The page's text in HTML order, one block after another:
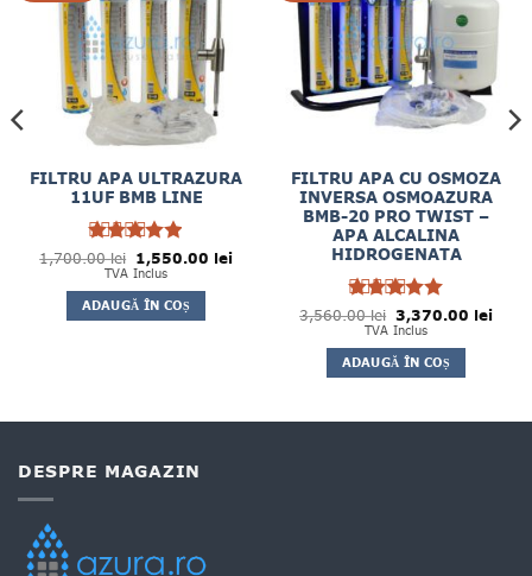
FILTRU APA ULTRAZURA
11UF BMB LINE
Evaluat la
4.89din
5
1,700.00lei Prețul
inițial
fost:
1,700.00 lei.
1,550.00 leiPrețul
TVA Inclus
ADAUGĂ ÎN COȘ
FILTRU APA CU OSMOZA
INVERSA OSMOAZURA
BMB-20 PRO TWIST –
APA ALCALINA
HIDROGENATA
Evaluat la
din 5
3,560.00lei Prețul
inițial
fost:
3,560.00 lei.
3,370.00 leiPrețul
TVA Inclus
ADAUGĂ ÎN COȘ
DESPRE MAGAZIN